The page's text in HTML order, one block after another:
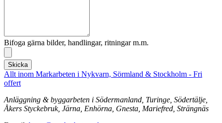
Bifoga gärna bilder, handlingar, ritningar m.m.
Skicka
Allt inom Markarbeten i Nykvarn, Sörmland & Stockholm - Fri
offert
Anläggning & byggarbeten i Södermanland, Turinge, Södertälje,
Åkers Styckebruk, Järna, Enhörna, Gnesta, Mariefred, Strängnäs